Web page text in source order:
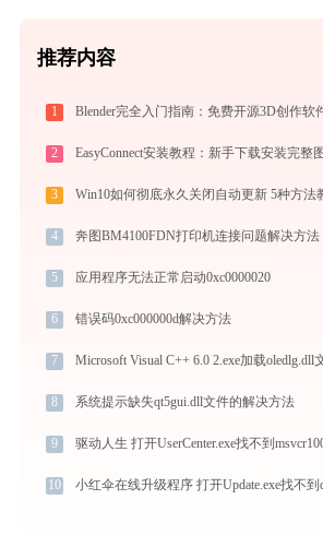
推荐内容
1
2 EasyConnect安装教程：新手下载安装完整
3
4 奔图BM4100FDN打印机连接问题解决方法
5 应用程序无法正常启动0xc0000020
6 错误码0xc000000d解决方法
7
8 系统提示缺失qt5gui.dll文件的解决方法
9 驱动人生 打开UserCenter.exe找不到
10